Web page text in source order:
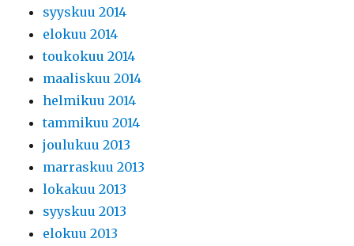
syyskuu 2014
elokuu 2014
toukokuu 2014
maaliskuu 2014
helmikuu 2014
tammikuu 2014
joulukuu 2013
marraskuu 2013
lokakuu 2013
syyskuu 2013
elokuu 2013